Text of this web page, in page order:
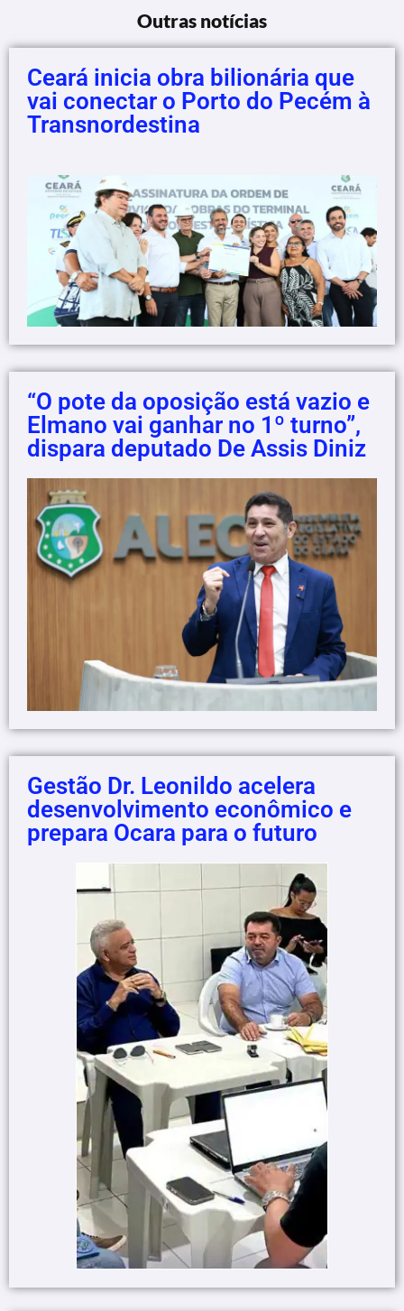
Outras notícias
Ceará inicia obra bilionária que
vai conectar o Porto do Pecém à
Transnordestina
“O pote da oposição está vazio e
Elmano vai ganhar no 1º turno”,
dispara deputado De Assis Diniz
Gestão Dr. Leonildo acelera
desenvolvimento econômico e
prepara Ocara para o futuro